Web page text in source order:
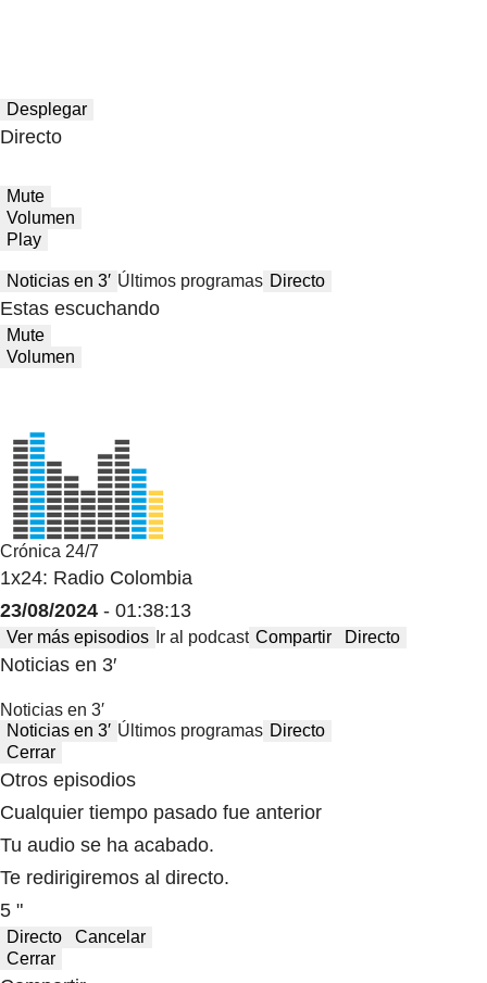
Desplegar
Directo
Mute
Volumen
Play
Noticias en 3′ Últimos programas Directo
Estas escuchando
Mute
Volumen
Crónica 24/7
1x24: Radio Colombia
23/08/2024 - 01:38:13
Ver más episodios Ir al podcast Compartir Directo
Noticias en 3′
Noticias en 3′
Noticias en 3′ Últimos programas Directo
Cerrar
Otros episodios
Cualquier tiempo pasado fue anterior
Tu audio se ha acabado.
Te redirigiremos al directo.
5 "
Directo
Cancelar
Cerrar